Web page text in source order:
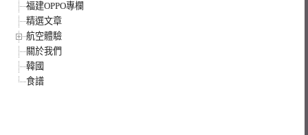
福建OPPO專欄
精選文章
航空體驗
關於我們
韓國
食譜